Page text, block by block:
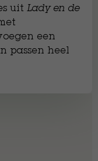
uit Lady en de
een
passen heel